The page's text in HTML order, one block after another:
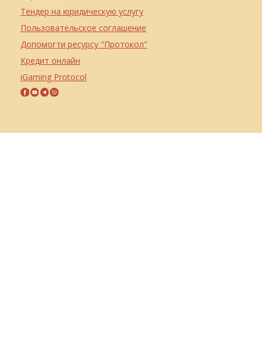
Тендер на юридическую услугу
Пользовательское соглашение
Допомогти ресурсу "Протокол"
Кредит онлайн
iGaming Protocol